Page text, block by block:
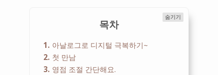
목차
숨기기
1 아날로그로 디지털 극복하기~
2 첫 만남
3 영점 조절 간단해요.